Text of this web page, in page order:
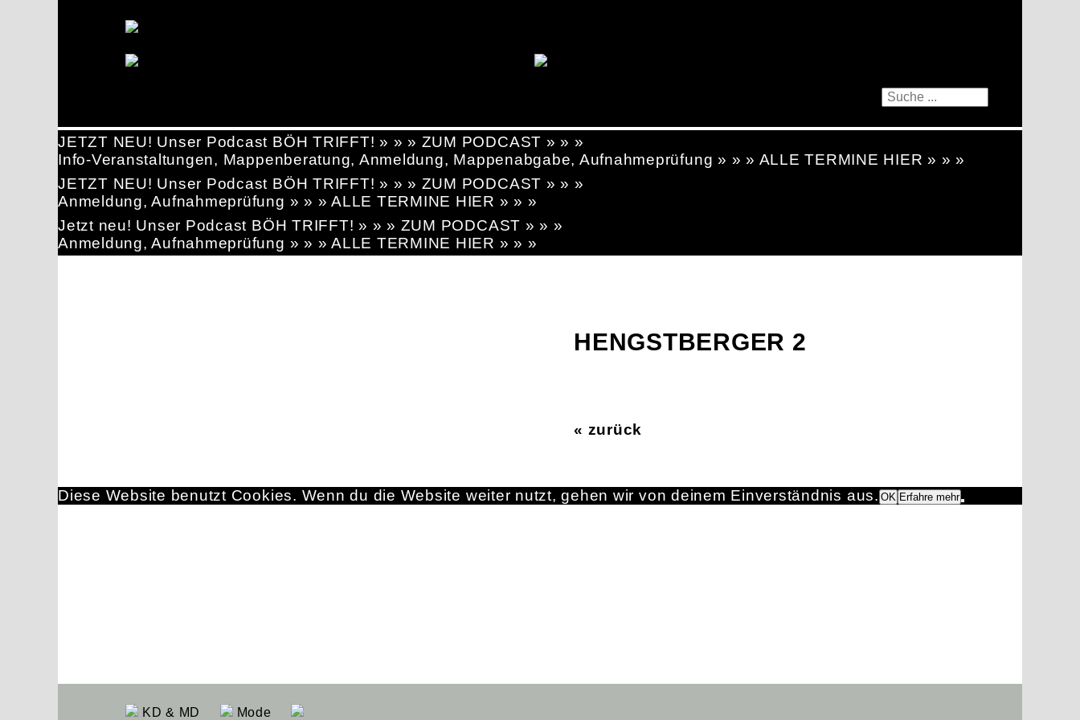
JETZT NEU! Unser Podcast BÖH TRIFFT! » » » ZUM PODCAST » » »
Info-Veranstaltungen, Mappenberatung, Anmeldung, Mappenabgabe, Aufnahmeprüfung » » » ALLE TERMINE HIER » » »
JETZT NEU! Unser Podcast BÖH TRIFFT! » » » ZUM PODCAST » » »
Anmeldung, Aufnahmeprüfung » » » ALLE TERMINE HIER » » »
Jetzt neu! Unser Podcast BÖH TRIFFT! » » » ZUM PODCAST » » »
Anmeldung, Aufnahmeprüfung » » » ALLE TERMINE HIER » » »
HENGSTBERGER 2
« zurück
KD & MD Mode
Diese Website benutzt Cookies. Wenn du die Website weiter nutzt, gehen wir von deinem Einverständnis aus. OK Erfahre mehr